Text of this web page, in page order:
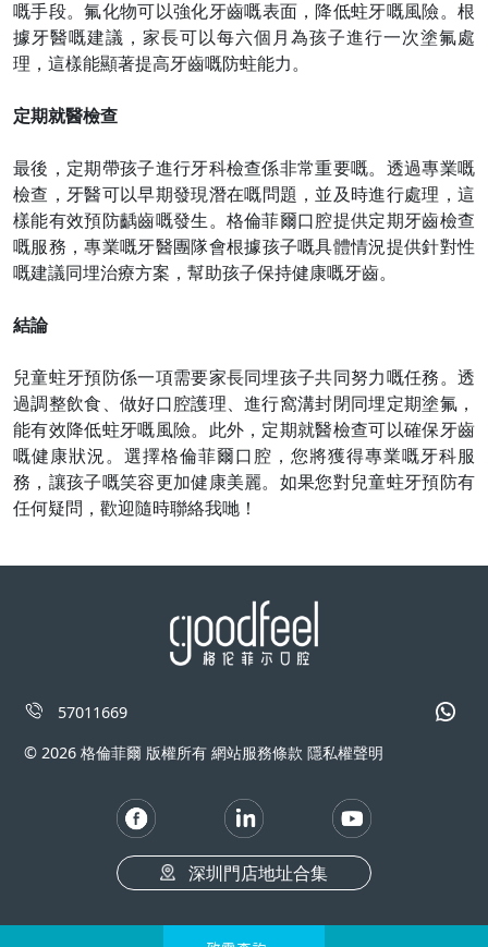
嘅手段。氟化物可以強化牙齒嘅表面，降低蛀牙嘅風險。根
據牙醫嘅建議，家長可以每六個月為孩子進行一次塗氟處
理，這樣能顯著提高牙齒嘅防蛀能力。
定期就醫檢查
最後，定期帶孩子進行牙科檢查係非常重要嘅。透過專業嘅
檢查，牙醫可以早期發現潛在嘅問題，並及時進行處理，這
樣能有效預防齲齒嘅發生。格倫菲爾口腔提供定期牙齒檢查
嘅服務，專業嘅牙醫團隊會根據孩子嘅具體情況提供針對性
嘅建議同埋治療方案，幫助孩子保持健康嘅牙齒。
結論
兒童蛀牙預防係一項需要家長同埋孩子共同努力 嘅任務。透
過調整飲食、做好口腔護理、進行窩溝封閉 同埋定期塗氟，
能有效降低蛀牙嘅風險。此外，定期就醫檢查可以確保牙齒
嘅健康狀況。選擇格倫菲爾口腔，您將獲得專業嘅牙科服
務，讓孩子嘅笑容更加健康美麗。如果您對兒童蛀牙預防有
任何疑問，歡迎隨時聯絡我哋 ！
57011669
© 2026 格倫菲爾 版權所有 網站服務條款 隱私權聲明
深圳門店地址合集